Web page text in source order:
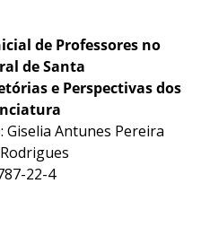
de Professores no
de Santa
e Perspectivas dos
Giselia Antunes Pereira
22-4